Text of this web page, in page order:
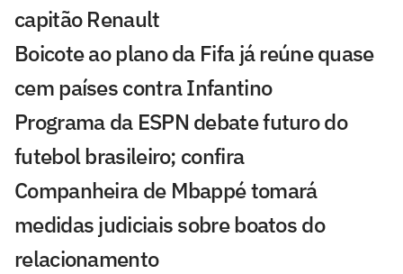
capitão Renault
Boicote ao plano da Fifa já reúne quase
cem países contra Infantino
Programa da ESPN debate futuro do
futebol brasileiro; confira
Companheira de Mbappé tomará
medidas judiciais sobre boatos do
relacionamento